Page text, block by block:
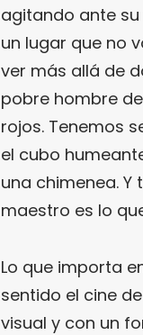
agitando ante
un lugar que no
ver más allá de
pobre hombre
rojos. Tenemos
el cubo
una chimenea. Y
maestro es lo
Lo que importa
sentido el cine
visual y con un